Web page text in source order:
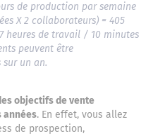
de production par semaine
X 2 collaborateurs) = 405
heures de travail / 10 minutes
peuvent être
un an.
objectifs de vente
années. En effet, vous allez
de prospection,